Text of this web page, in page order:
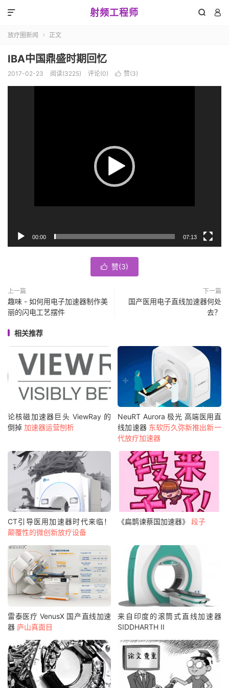
射频工程师  

放疗圈新闻  正文
IBA中国鼎盛时期回忆
2017-02-23 阅读(3225) 评论(0)  赞(3)
00:00 07:13
 赞(3)
上一篇
趣味 - 如何用电子加速器制作美
丽的闪电工艺摆件
下一篇
国产医用电子直线加速器何处
去？
相关推荐
论核磁加速器巨头 ViewRay 的
倒掉 加速器运营刨析
NeuRT Aurora 极光 高端医用直
线加速器 东软历久弥新推出新一
代放疗加速器
CT引导医用加速器时代来临！
颠覆性的微创新放疗设备
《扁鹊谏蔡国加速器》段子
雷泰医疗 VenusX 国产直线加速
器 庐山真面目
来自印度的滚筒式直线加速器
SIDDHARTH II